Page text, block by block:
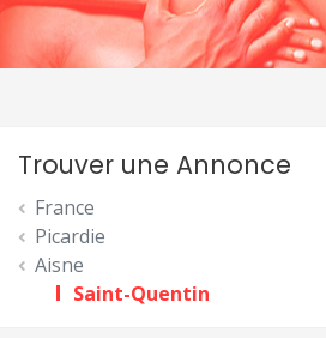
Trouver une Annonce
France
Picardie
Aisne
Saint-Quentin